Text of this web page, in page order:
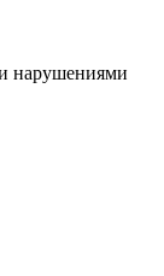
нарушениями